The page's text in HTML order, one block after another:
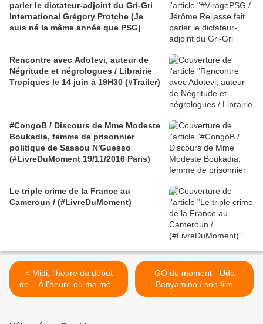
parler le dictateur-adjoint du Gri-Gri
International Grégory Protche (Je
suis né la même année que PSG)
Rencontre avec Adotevi, auteur de
Négritude et négrologues / Librairie
Tropiques le 14 juin à 19H30 (#Trailer)
#CongoB / Discours de Mme Modeste
Boukadia, femme de prisonnier
politique de Sassou N'Guesso
(#LivreDuMoment 19/11/2016 Paris)
Le triple crime de la France au
Cameroun / (#LivreDuMoment)
< Midi, l'heure du début
de... À l'heure où ma mère
meurt / lu par Grégory
GO du moment - Uda
Benyamina / son film
Bâtarde remporte le prix